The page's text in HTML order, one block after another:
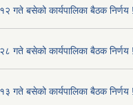
गते बसेको कार्यपालिका बैठक निर्णय
गते बसेको कार्यपालिका बैठक निर्णय
गते बसेको कार्यपालिका बैठक निर्णय